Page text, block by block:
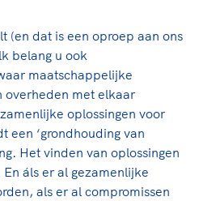
(en dat is een oproep aan ons
belang u ook
maatschappelijke
overheden met elkaar
oplossingen voor
een ‘grondhouding van
Het vinden van oplossingen
áls er al gezamenlijke
als er al compromissen